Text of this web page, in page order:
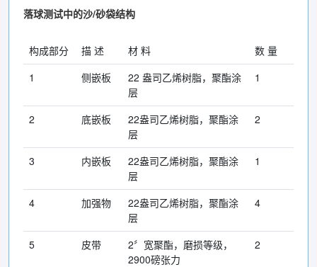
落球测试中的沙/砂袋结构
构成部分 描 述 材 料
数 量
1
侧嵌板
22 盎司乙烯树脂，聚酯涂
层
1
2 底嵌板
22盎司乙烯树脂，聚酯涂
层
2
3 内嵌板
22盎司乙烯树脂，聚酯涂
层
1
4 加强物
22盎司乙烯树脂，聚酯涂
层
4
5 皮带
2〞宽聚酯，磨损等级，
2900磅张力
2